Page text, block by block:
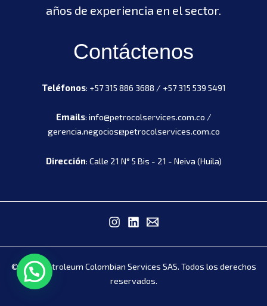
años de experiencia en el sector.
Contáctenos
Teléfonos: +57 315 886 3688 / +57 315 539 5491
Emails: info@petrocolservices.com.co /
gerencia.negocios@petrocolservices.com.co
Dirección: Calle 21 N° 5 Bis - 21 - Neiva (Huila)
© 2025 Petroleum Colombian Services SAS. Todos los derechos
reservados.